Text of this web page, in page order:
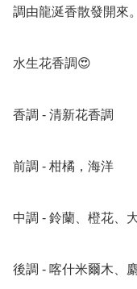
調由龍涎香散發開來。
水生花香調😍
香調 - 清新花香調
前調 - 柑橘，海洋
中調 - 鈴蘭、橙花、
後調 - 喀什米爾木、